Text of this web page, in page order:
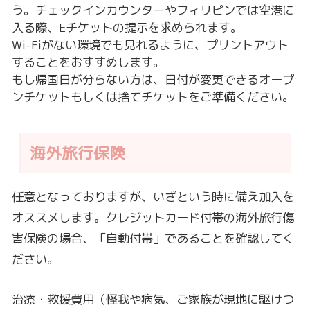
う。チェックインカウンターやフィリピンでは空港に
入る際、Eチケットの提示を求められます。
Wi-Fiがない環境でも見れるように、プリントアウト
することをおすすめします。
もし帰国日が分らない方は、日付が変更できるオープ
ンチケットもしくは捨てチケットをご準備ください。
海外旅行保険
任意となっておりますが、いざという時に備え加入を
オススメします。クレジットカード付帯の海外旅行傷
害保険の場合、「自動付帯」であることを確認してく
ださい。
治療・救援費用（怪我や病気、ご家族が現地に駆けつ